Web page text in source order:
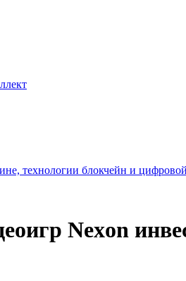
технологии блокчейн и
Nexon